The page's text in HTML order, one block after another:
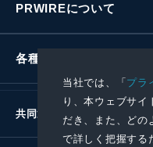
当社では、「プラ
り、本ウェブサイ
だき、また、どの
で詳しく把握する
PRWIREについて
各種お問い合わせ
共同通信社グループ